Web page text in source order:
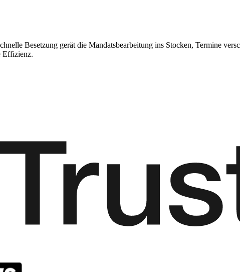
Besetzung gerät die Mandatsbearbeitung ins Stocken, Termine
Effizienz.